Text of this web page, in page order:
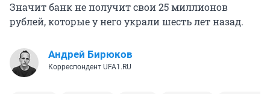
Значит банк не получит свои 25 миллионов
рублей, которые у него украли шесть лет назад.
Андрей Бирюков
Корреспондент UFA1.RU